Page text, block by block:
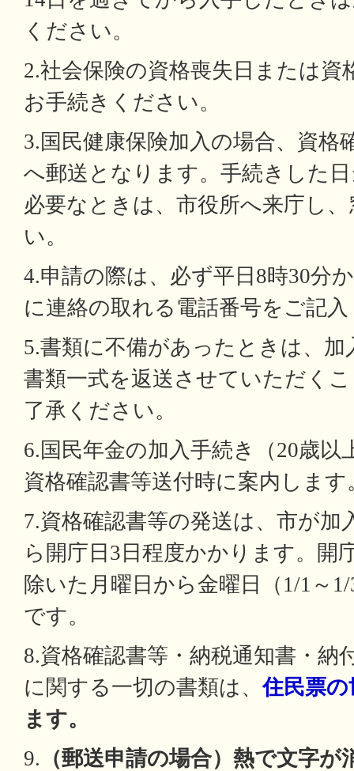
ください。
2.社会保険の資格喪失日または資
お手続きください。
3.国民健康保険加入の場合、資格
へ郵送となります。手続きした
必要なときは、市役所へ来庁し
い。
4.申請の際は、必ず平日8時30分
に連絡の取れる電話番号をご記
5.書類に不備があったときは、
書類一式を返送させていただく
了承ください。
6.国民年金の加入手続き（20歳以
資格確認書等送付時に案内します
7.資格確認書等の発送は、市が加
ら開庁日3日程度かかります。開
除いた月曜日から金曜日（1/1～
です。
8.資格確認書等・納税通知書・納
に関する一切の書類は、住民票
ます。
9. （郵送申請の場合）熱で文字